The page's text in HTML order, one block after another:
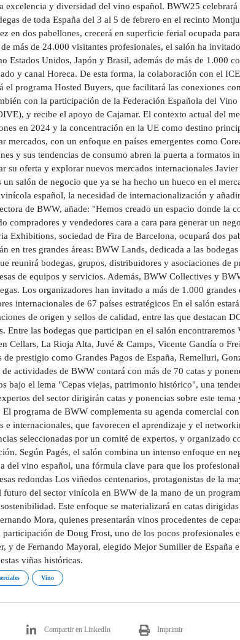
excelencia y diversidad del vino español. BWW25
de toda España del 3 al 5 de febrero en el recinto
en dos pabellones, crecerá en superficie ferial ocupada
más de 24.000 visitantes profesionales, el salón ha
Estados Unidos, Japón y Brasil, además de más de 1.000
y canal Horeca. De esta forma, la colaboración con el
el programa Hosted Buyers, que facilitará las conexiones
con la participación de la Federación Española del
y recibe el apoyo de Cajamar. El contexto actual del
en 2024 y la concentración en la UE como destino
mercados, con un enfoque en países emergentes como
y sus tendencias de consumo abren la puerta a formatos
su oferta y explorar nuevos mercados internacionales
un salón de negocio que ya se ha hecho un hueco en el
español, la necesidad de internacionalización y
de BWW, añade: "Hemos creado un espacio donde la
compradores y vendedores cara a cara para generar un
Exhibitions, sociedad de Fira de Barcelona, ocupará dos
en tres grandes áreas: BWW Lands, dedicada a las
reunirá bodegas, grupos, distribuidores y asociaciones de
de equipos y servicios. Además, BWW Collectives y
Los organizadores han invitado a más de 1.000
internacionales de 67 países estratégicos En el salón
de origen y sellos de calidad, entre las que destacan
Entre las bodegas que participan en el salón
Cellars, La Rioja Alta, Juvé & Camps, Vicente Gandía o
de prestigio como Grandes Pagos de España, Remelluri,
de actividades de BWW contará con más de 70 catas y
bajo el lema "Cepas viejas, patrimonio histórico", una
del sector dirigirán catas y ponencias sobre este
programa de BWW complementa su agenda comercial
e internacionales, que favorecen el aprendizaje y el
seleccionadas por un comité de expertos, y organizado
Según Pagés, el salón combina un intenso enfoque en
del vino español, una fórmula clave para que los
redondas Los viñedos centenarios, protagonistas de la
futuro del sector vinícola en BWW de la mano de un
Este enfoque se materializará en catas
Mora, quienes presentarán vinos procedentes de
participación de Doug Frost, uno de los pocos
y de Fernando Mayoral, elegido Mejor Sumiller de España
viñas históricas.
Vino
Compartir en LinkedIn Imprimir